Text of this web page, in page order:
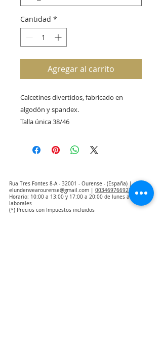
Cantidad *
Agregar al carrito
Calcetines divertidos, fabricado en
algodón y spandex.
Talla única 38/46
Rua Tres Fontes 8-A - 32001 - Ourense - (España) |
elunderwearourense@gmail.com
0034697669271
Horario: 10:00 a 13:00 y 17:00 a 20:00 de lunes a viernes
laborales
(*) Precios con Impuestos incluidos